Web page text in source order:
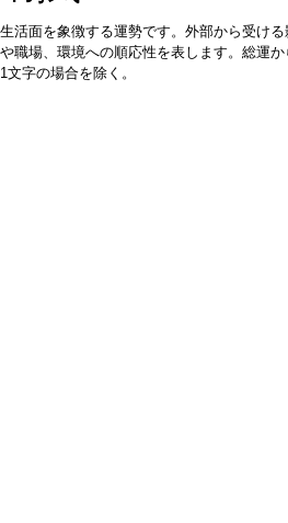
生活面を象徴する運勢です。外部から受け
や職場、環境への順応性を表します。総運
1文字の場合を除く。